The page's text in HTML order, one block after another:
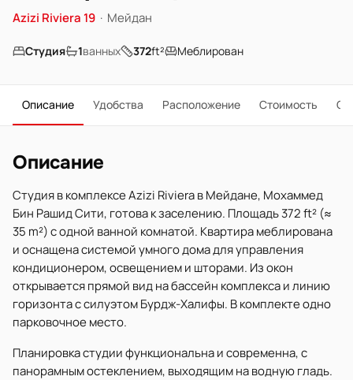
Azizi Riviera 19 · Мейдан
Студия 1ванных 372ft² Меблирован
Описание Удобства Расположение Стоимость О
Описание
Студия в комплексе Azizi Riviera в Мейдане, Мохаммед
Бин Рашид Сити, готова к заселению. Площадь 372 ft² (≈
35 m²) с одной ванной комнатой. Квартира меблирована
и оснащена системой умного дома для управления
кондиционером, освещением и шторами. Из окон
открывается прямой вид на бассейн комплекса и линию
горизонта с силуэтом Бурдж-Халифы. В комплекте одно
парковочное место.
Планировка студии функциональна и современна, с
панорамным остеклением, выходящим на водную гладь.